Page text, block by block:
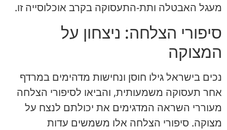
מעגל האבטלה ותת-התעסוקה בקרב אוכלוסייה זו.
סיפורי הצלחה: ניצחון על
המצוקה
נכים בישראל גילו חוסן ונחישות מדהימים במרדף
אחר תעסוקה משמעותית, והביאו לסיפורי הצלחה
מעוררי השראה המדגימים את יכולתם לנצח על
מצוקה. סיפורי הצלחה אלו משמשים עדות